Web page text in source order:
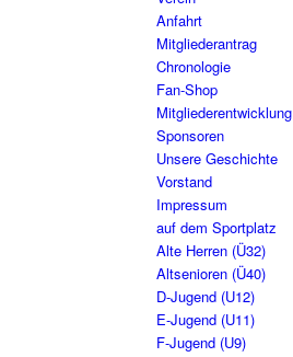
Anfahrt
Mitgliederantrag
Chronologie
Fan-Shop
Mitgliederentwicklung
Sponsoren
Unsere Geschichte
Vorstand
Impressum
auf dem Sportplatz
Alte Herren (Ü32)
Altsenioren (Ü40)
D-Jugend (U12)
E-Jugend (U11)
F-Jugend (U9)